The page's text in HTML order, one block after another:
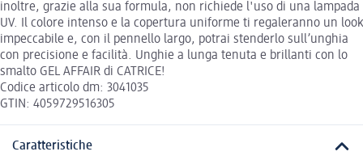
inoltre, grazie alla sua formula, non richiede l'uso di una lampada
UV. Il colore intenso e la copertura uniforme ti regaleranno un look
impeccabile e, con il pennello largo, potrai stenderlo sull’unghia
con precisione e facilità. Unghie a lunga tenuta e brillanti con lo
smalto GEL AFFAIR di CATRICE!
Codice articolo dm: 3041035
GTIN: 4059729516305
Caratteristiche